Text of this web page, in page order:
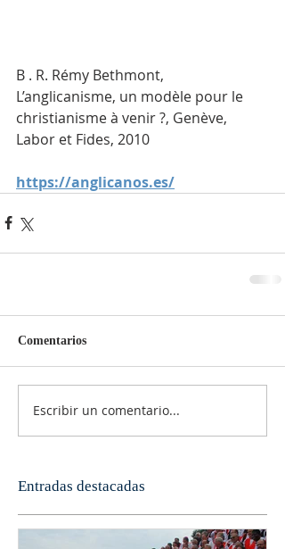
B . R. Rémy Bethmont,
L’anglicanisme, un modèle pour le
christianisme à venir ?, Genève,
Labor et Fides, 2010
https://anglicanos.es/
Comentarios
Escribir un comentario...
Entradas destacadas